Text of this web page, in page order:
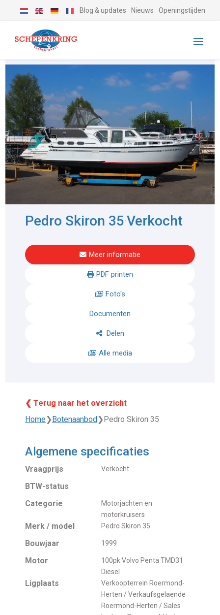
Blog & updates Nieuws Openingstijden
Pedro Skiron 35-Verkocht
Meer informatie
PDF printen
Foto's
Documenten
Delen
Alle media
❮ Terug naar het overzicht
Home❯Botenaanbod❯Pedro Skiron 35
Algemene specificaties
Vraagprijs Verkocht
BTW-status
Categorie
Motorjachten en
motorkruisers
Merk / model Pedro Skiron 35
Bouwjaar 1999
Motor
100pk Volvo Penta TMD31
Diesel
Ligplaats
Verkoopterrein Roermond-
Herten / Verkaufsgelaende
Roermond-Herten / Sales